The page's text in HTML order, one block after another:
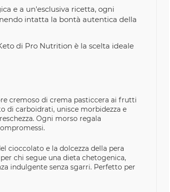
e a un'esclusiva ricetta, ogni
intatta la bontà autentica della
di Pro Nutrition è la scelta ideale
cremoso di crema pasticcera ai frutti
di carboidrati, unisce morbidezza e
Ogni morso regala
cioccolato e la dolcezza della pera
chi segue una dieta chetogenica,
indulgente senza sgarri. Perfetto per